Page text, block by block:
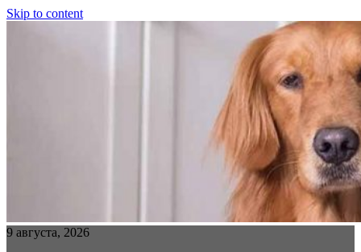
Skip to content
9 августа, 2026